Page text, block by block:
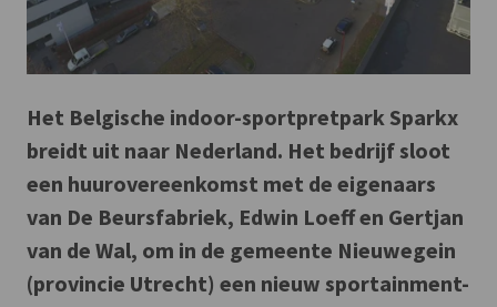
Het Belgische indoor-sportpretpark Sparkx
breidt uit naar Nederland. Het bedrijf sloot
een huurovereenkomst met de eigenaars
van De Beursfabriek, Edwin Loeff en Gertjan
van de Wal, om in de gemeente Nieuwegein
(provincie Utrecht) een nieuw sportainment-